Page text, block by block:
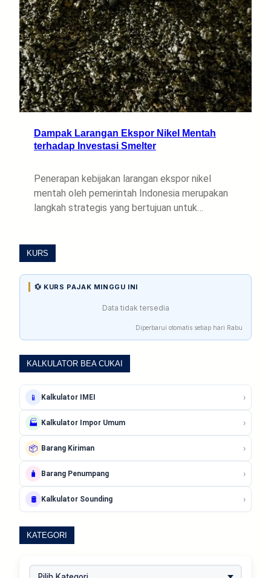
Dampak Larangan Ekspor Nikel Mentah
terhadap Investasi Smelter
Penerapan kebijakan larangan ekspor nikel
mentah oleh pemerintah Indonesia merupakan
langkah strategis yang bertujuan untuk…
KURS
💱 KURS PAJAK MINGGU INI
Data tidak tersedia
Diperbarui otomatis setiap hari Rabu
KALKULATOR BEA CUKAI
📱 Kalkulator IMEI ›
🏭 Kalkulator Impor Umum ›
📦 Barang Kiriman ›
🧳 Barang Penumpang ›
🛢️ Kalkulator Sounding ›
KATEGORI